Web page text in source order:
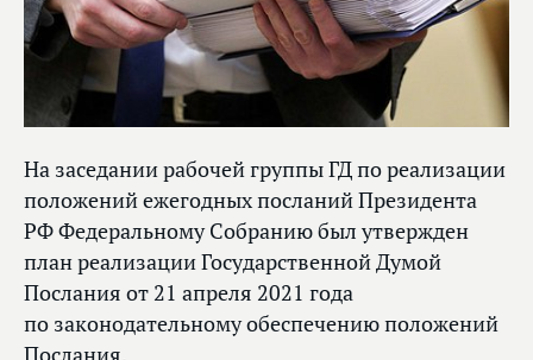
На заседании рабочей группы ГД по реализации
положений ежегодных посланий Президента
РФ Федеральному Собранию был утвержден
план реализации Государственной Думой
Послания от 21 апреля 2021 года
по законодательному обеспечению положений